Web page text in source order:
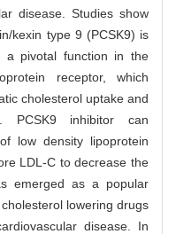
disease. Studies show
kexin type 9 (PCSK9) is
a pivotal function in the
receptor, which
cholesterol uptake and
PCSK9 inhibitor can
low density lipoprotein
LDL-C to decrease the
emerged as a popular
lowering drugs
disease. In